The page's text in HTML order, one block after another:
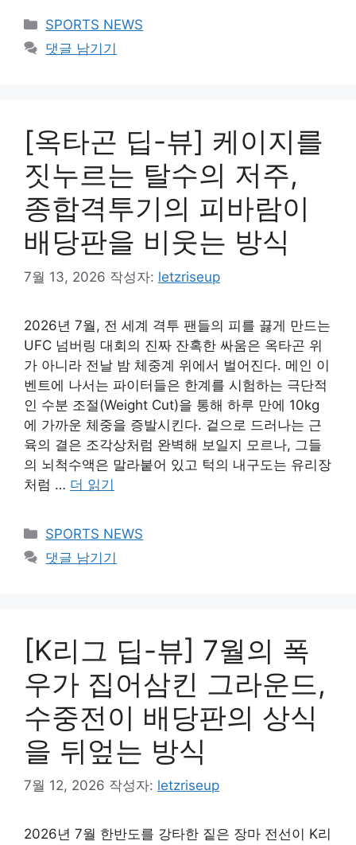
카
테
SPORTS NEWS
댓글 남기기
[옥타곤 딥-뷰] 케이지를
짓누르는 탈수의 저주,
종합격투기의 피바람이
배당판을 비웃는 방식
7월 13, 2026 작성자: letzriseup
2026년 7월, 전 세계 격투 팬들의 피를 끓게 만드는
UFC 넘버링 대회의 진짜 잔혹한 싸움은 옥타곤 위
가 아니라 전날 밤 체중계 위에서 벌어진다. 메인 이
벤트에 나서는 파이터들은 한계를 시험하는 극단적
인 수분 조절(Weight Cut)을 통해 하루 만에 10kg
에 가까운 체중을 증발시킨다. 겉으로 드러나는 근
육의 결은 조각상처럼 완벽해 보일지 모르나, 그들
의 뇌척수액은 말라붙어 있고 턱의 내구도는 유리장
처럼 … 더 읽기
카
테
고
SPORTS NEWS
댓글 남기기
[K리그 딥-뷰] 7월의 폭
우가 집어삼킨 그라운드,
수중전이 배당판의 상식
을 뒤엎는 방식
7월 12, 2026 작성자: letzriseup
2026년 7월 한반도를 강타한 짙은 장마 전선이 K리